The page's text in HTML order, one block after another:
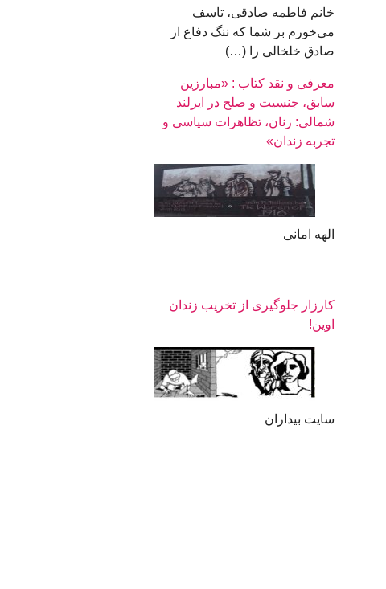
خانم فاطمه صادقی، تاسف
می‌خورم بر شما که ننگ دفاع از
صادق خلخالی را (…)
معرفی و نقد کتاب : «مبارزین
سابق، جنسیت و صلح در ایرلند
شمالی: زنان، تظاهرات سیاسی و
تجربه زندان»
الهه امانی
کارزار جلوگیری از تخریب زندان
اوین!
سایت بیداران